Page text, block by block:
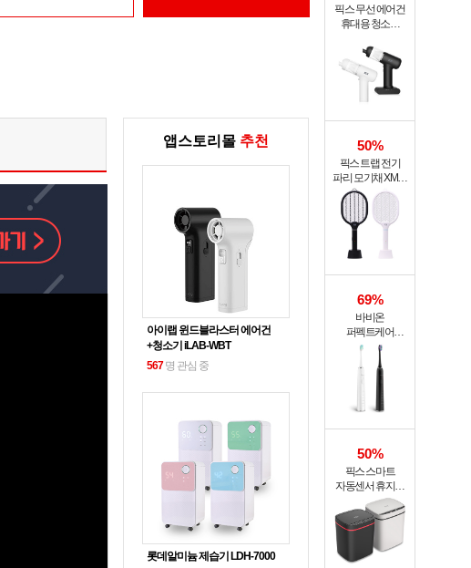
앱스토리몰 추천
아이랩 윈드블라스터 에어건
+청소기 iLAB-WBT
567명 관심 중
롯데알미늄 제습기 LDH-7000
픽스 무선 에어건
휴대용 청소기
50%
픽스 트랩 전기
파리 모기채 XMR-
301
69%
바비온
퍼펙트케어
퓨어슬림
음파전동칫솔
50%
픽스 스마트
자동센서 휴지통
XSW-301